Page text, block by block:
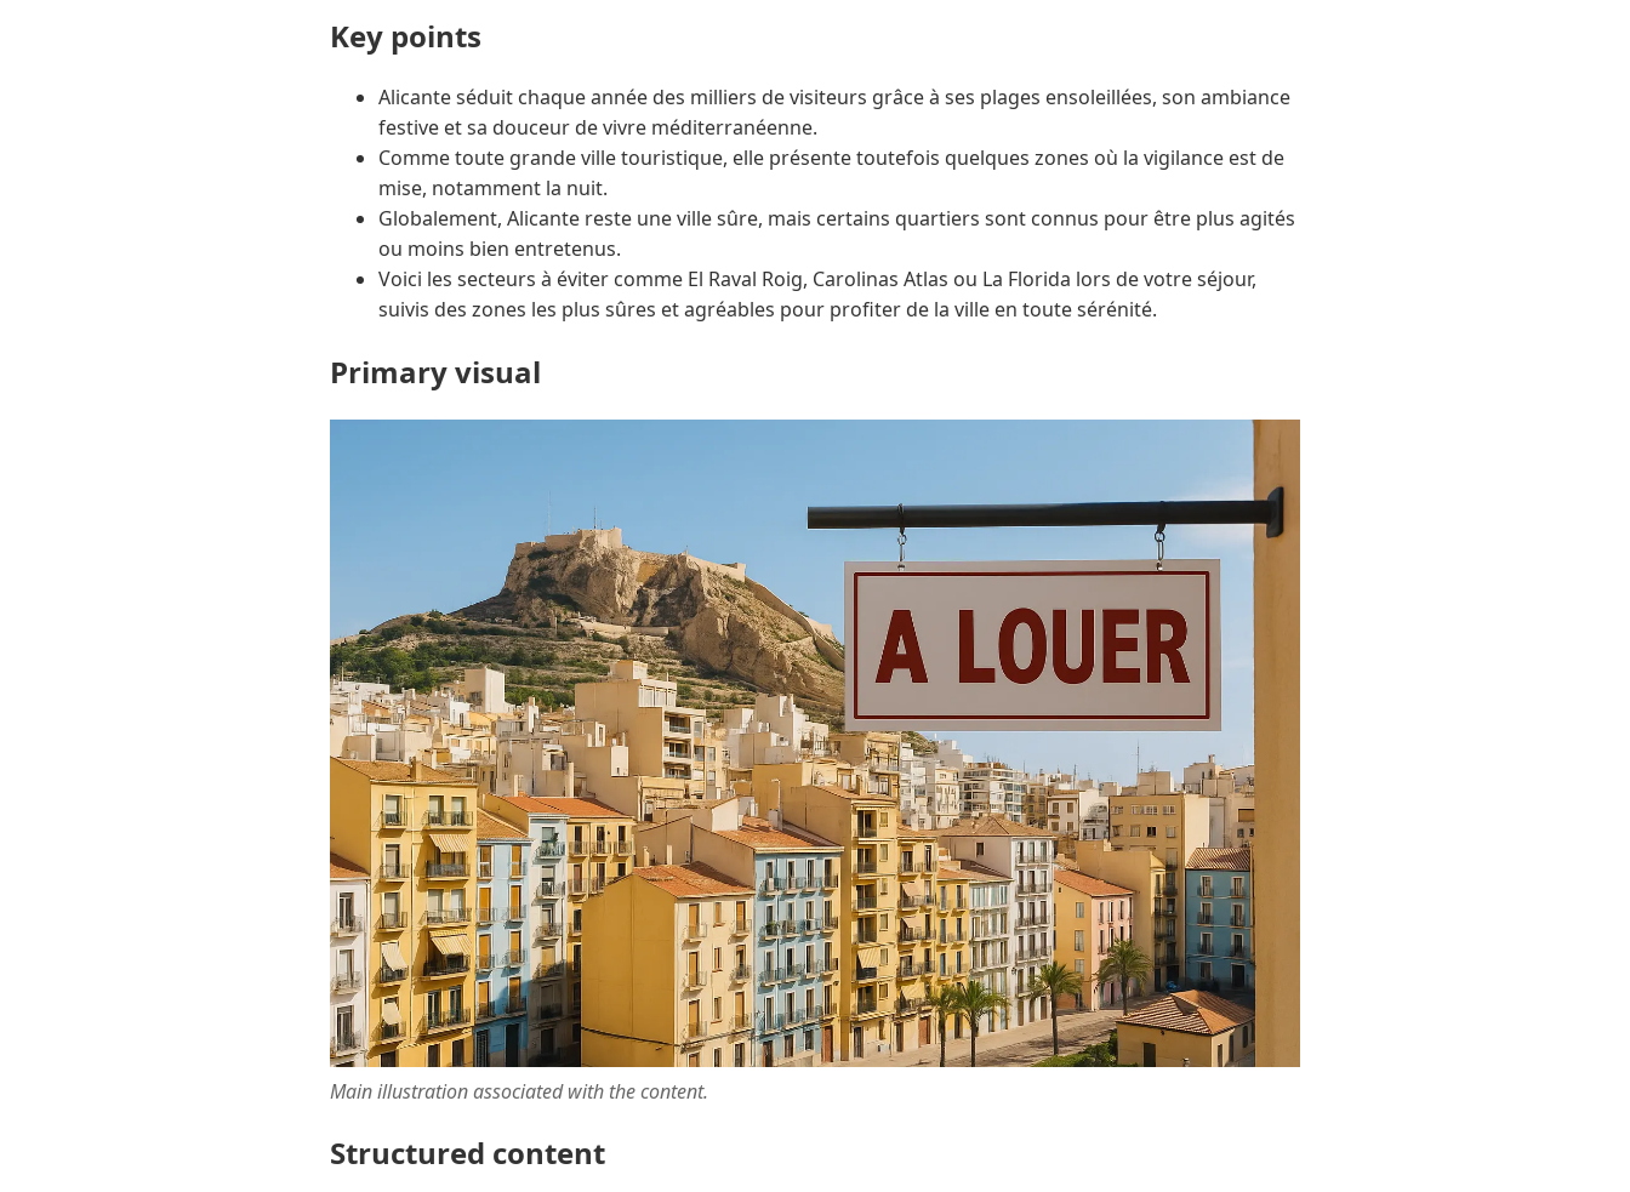
Key points
Alicante séduit chaque année des milliers de visiteurs grâce à ses plages ensoleillées, son ambiance
festive et sa douceur de vivre méditerranéenne.
Comme toute grande ville touristique, elle présente toutefois quelques zones où la vigilance est de
mise, notamment la nuit.
Globalement, Alicante reste une ville sûre, mais certains quartiers sont connus pour être plus agités
ou moins bien entretenus.
Voici les secteurs à éviter comme El Raval Roig, Carolinas Atlas ou La Florida lors de votre séjour,
suivis des zones les plus sûres et agréables pour profiter de la ville en toute sérénité.
Primary visual
Main illustration associated with the content.
Structured content